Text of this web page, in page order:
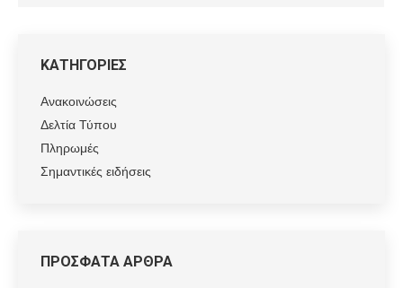
ΚΑΤΗΓΟΡΙΕΣ
Ανακοινώσεις
Δελτία Τύπου
Πληρωμές
Σημαντικές ειδήσεις
ΠΡΟΣΦΑΤΑ ΑΡΘΡΑ